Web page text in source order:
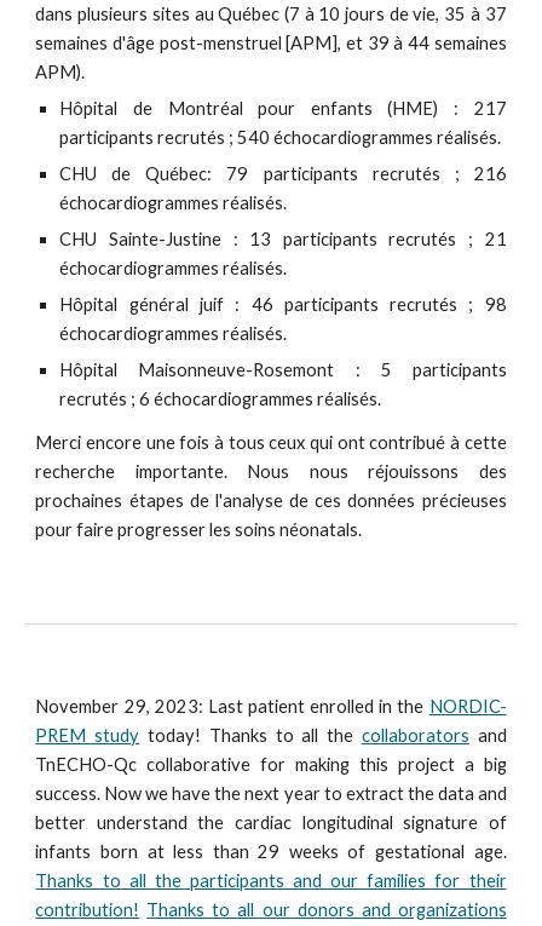
dans plusieurs sites au Québec (7 à 10 jours de vie, 35 à 37
semaines d'âge post-menstruel [APM], et 39 à 44 semaines
APM).
Hôpital de Montréal pour enfants (HME) : 217
participants recrutés ; 540 échocardiogrammes réalisés.
CHU de Québec: 79 participants recrutés ; 216
échocardiogrammes réalisés.
CHU Sainte-Justine : 13 participants recrutés ; 21
échocardiogrammes réalisés.
Hôpital général juif : 46 participants recrutés ; 98
échocardiogrammes réalisés.
Hôpital Maisonneuve-Rosemont : 5 participants
recrutés ; 6 échocardiogrammes réalisés.
Merci encore une fois à tous ceux qui ont contribué à cette
recherche importante. Nous nous réjouissons des
prochaines étapes de l'analyse de ces données précieuses
pour faire progresser les soins néonatals.
November 29, 2023: Last patient enrolled in the NORDIC-
PREM study today! Thanks to all the collaborators and
TnECHO-Qc collaborative for making this project a big
success. Now we have the next year to extract the data and
better understand the cardiac longitudinal signature of
infants born at less than 29 weeks of gestational age.
Thanks to all the participants and our families for their
contribution! Thanks to all our donors and organizations